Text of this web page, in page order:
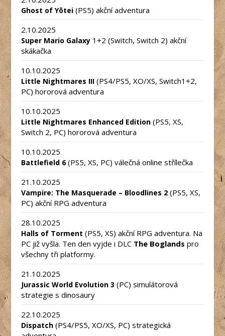
Ghost of Yōtei (PS5) akční adventura
2.10.2025
Super Mario Galaxy 1+2 (Switch, Switch 2) akční
skákačka
10.10.2025
Little Nightmares III (PS4/PS5, XO/XS, Switch1+2,
PC) hororová adventura
10.10.2025
Little Nightmares Enhanced Edition (PS5, XS,
Switch 2, PC) hororová adventura
10.10.2025
Battlefield 6(PS5, XS, PC) válečná online střílečka
21.10.2025
Vampire: The Masquerade – Bloodlines 2 (PS5, XS,
PC) akční RPG adventura
28.10.2025
Halls of Torment (PS5, XS) akční RPG adventura. Na
PC již vyšla. Ten den vyjde i DLC The Boglandspro
všechny tři platformy.
21.10.2025
Jurassic World Evolution 3 (PC) simulátorová
strategie s dinosaury
22.10.2025
Dispatch (PS4/PS5, XO/XS, PC) strategická